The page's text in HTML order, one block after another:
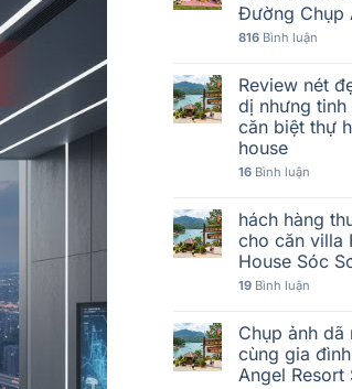
Đường Chụp
816Bình luận
Review nét
dị nhưng tinh
căn biệt thự
house
16Bình luận
hách hàng
cho căn villa
House Sóc
19Bình luận
Chụp ảnh dã
cùng gia
Angel Resort